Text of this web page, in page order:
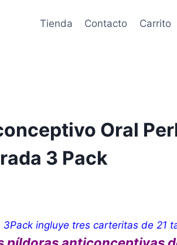
Tienda Contacto Carrito
Oral
3 Pack
3Pack ingluye tres carteritas de 21